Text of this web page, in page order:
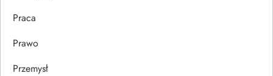
Praca
Prawo
Przemysł